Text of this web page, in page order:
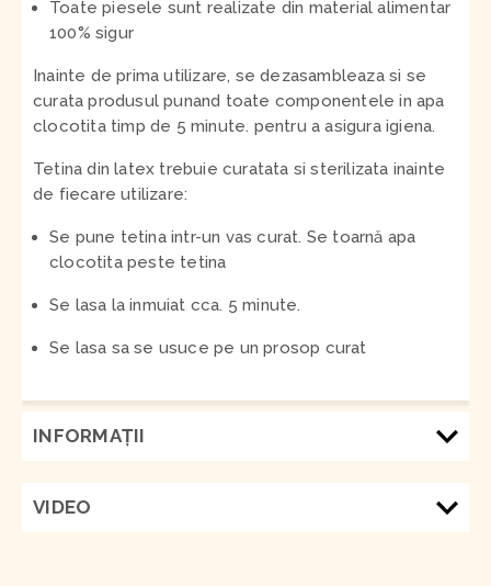
Toate piesele sunt realizate din material alimentar
100% sigur
Inainte de prima utilizare, se dezasambleaza si se
curata produsul punand toate componentele in apa
clocotita timp de 5 minute. pentru a asigura igiena.
Tetina din latex trebuie curatata si sterilizata inainte
de fiecare utilizare:
Se pune tetina intr-un vas curat. Se toarnă apa
clocotita peste tetina
Se lasa la inmuiat cca. 5 minute.
Se lasa sa se usuce pe un prosop curat
INFORMAŢII
VIDEO